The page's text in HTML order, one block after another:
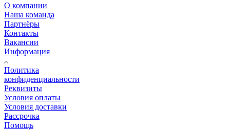
О компании
Наша команда
Партнёры
Контакты
Вакансии
Информация
Политика
конфиденциальности
Реквизиты
Условия оплаты
Условия доставки
Рассрочка
Помощь